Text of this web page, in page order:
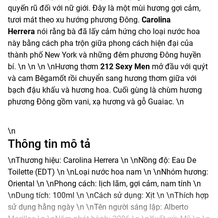
quyến rũ đối với nữ giới. Đây là một mùi hương gợi cảm,
tươi mát theo xu hướng phương Đông. Carolina
Herrera nói rằng bà đã lấy cảm hứng cho loại nước hoa
này bằng cách pha trộn giữa phong cách hiện đại của
thành phố New York và những đêm phương Đông huyền
bí. \n \n \n \nHương thơm 212 Sexy Men mở đầu với quýt
và cam Bêgamốt rồi chuyển sang hương thơm giữa với
bạch đậu khấu và hương hoa. Cuối gùng là chùm hương
phương Đông gồm vani, xạ hương và gỗ Guaiac. \n
\n
Thông tin mô tả
\nThương hiệu: Carolina Herrera \n \nNồng độ: Eau De
Toilette (EDT) \n \nLoại nước hoa nam \n \nNhóm hương:
Oriental \n \nPhong cách: lịch lãm, gợi cảm, nam tính \n
\nDung tích: 100ml \n \nCách sử dụng: Xịt \n \nThích hợp
sử dụng hằng ngày \n \nTên người sáng lập: Alberto